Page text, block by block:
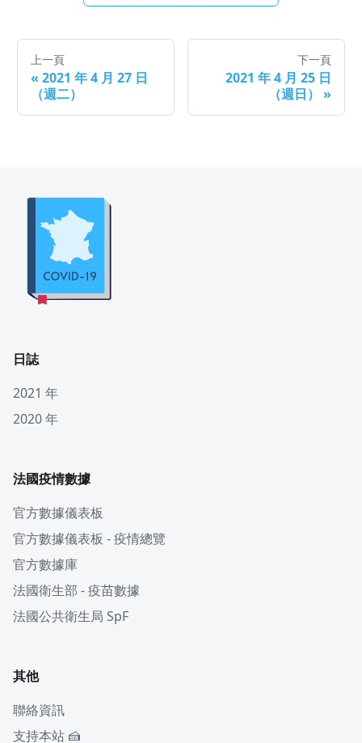
上一頁
« 2021 年 4 月 27 日
（週二）
下一頁
2021 年 4 月 25 日
（週日）
»
日誌
2021 年
2020 年
法國疫情數據
官方數據儀表板
官方數據儀表板 - 疫情總覽
官方數據庫
法國衛生部 - 疫苗數據
法國公共衛生局 SpF
其他
聯絡資訊
支持本站 🍰